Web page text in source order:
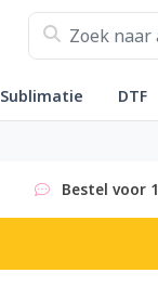
Sublimatie DTF
Bestel voor